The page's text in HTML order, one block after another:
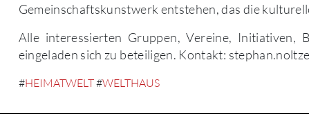
Gemeinschaftskunstwerk entstehen, das die
Alle interessierten Gruppen, Vereine, Initiativen,
eingeladen sich zu beteiligen. Kontakt:
#HEIMATWELT#WELTHAUS